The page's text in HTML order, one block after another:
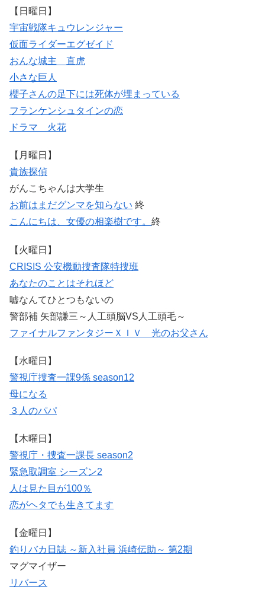
【日曜日】
宇宙戦隊キュウレンジャー
仮面ライダーエグゼイド
おんな城主 直虎
小さな巨人
櫻子さんの足下には死体が埋まっている
フランケンシュタインの恋
ドラマ 火花
【月曜日】
貴族探偵
がんこちゃんは大学生
お前はまだグンマを知らない 終
こんにちは、女優の相楽樹です。 終
【火曜日】
CRISIS 公安機動捜査隊特捜班
あなたのことはそれほど
嘘なんてひとつもないの
警部補 矢部謙三～人工頭脳VS人工頭毛～
ファイナルファンタジーＸＩＶ 光のお父さん
【水曜日】
警視庁捜査一課9係 season12
母になる
３人のパパ
【木曜日】
警視庁・捜査一課長 season2
緊急取調室 シーズン2
人は見た目が100％
恋がヘタでも生きてます
【金曜日】
釣りバカ日誌 ～新入社員 浜崎伝助～ 第2期
マグマイザー
リバース